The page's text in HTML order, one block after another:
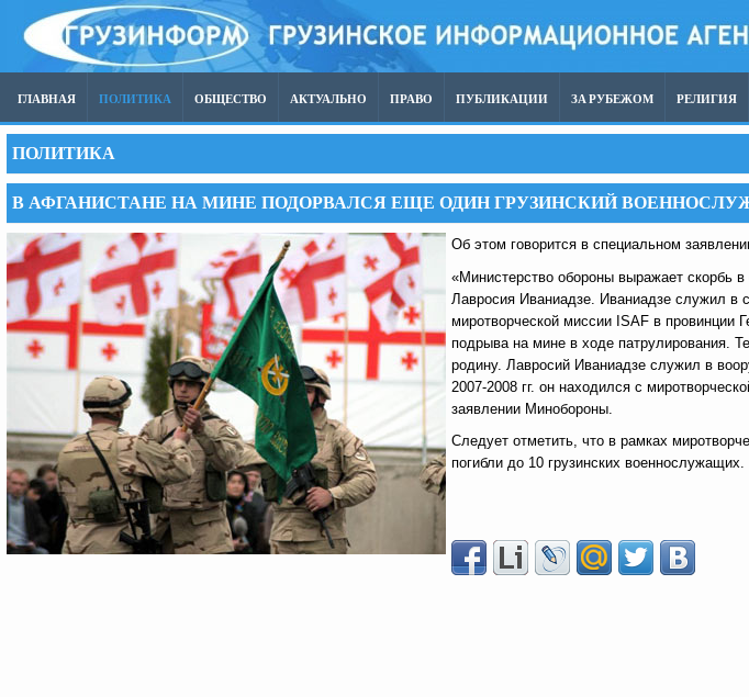
ГЛАВНАЯ ПОЛИТИКА ОБЩЕСТВО АКТУАЛЬНО ПРАВО ПУБЛИКАЦИИ ЗА РУБЕЖОМ РЕЛИГИЯ
ПОЛИТИКА
В АФГАНИСТАНЕ НА МИНЕ ПОДОРВАЛСЯ ЕЩЕ ОДИН ГРУЗИНСКИЙ
Об этом говорится в специальном
«Министерство обороны выражает скорбь
Лавросия Иваниадзе. Иваниадзе служил в
миротворческой миссии ISAF в провинции
подрыва на мине в ходе патрулирования.
родину. Лавросий Иваниадзе служил в
2007-2008 гг. он находился с
заявлении Минобороны.
Следует отметить, что в рамках
погибли до 10 грузинских военнослужащих.